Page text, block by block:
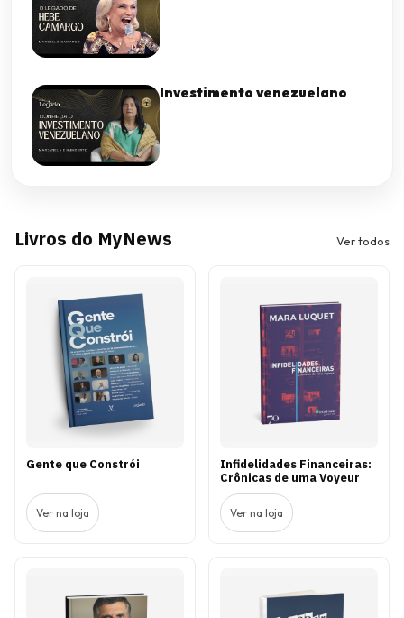
Investimento venezuelano
Livros do MyNews Ver todos
Gente que Constrói
Ver na loja
Infidelidades Financeiras:
Crônicas de uma Voyeur
Ver na loja